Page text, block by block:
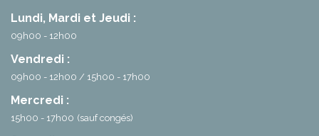
Lundi, Mardi et Jeudi :
09h00 - 12h00
Vendredi :
09h00 - 12h00 15h00 - 17h00
Mercredi :
15h00 - 17h00 (sauf congés)